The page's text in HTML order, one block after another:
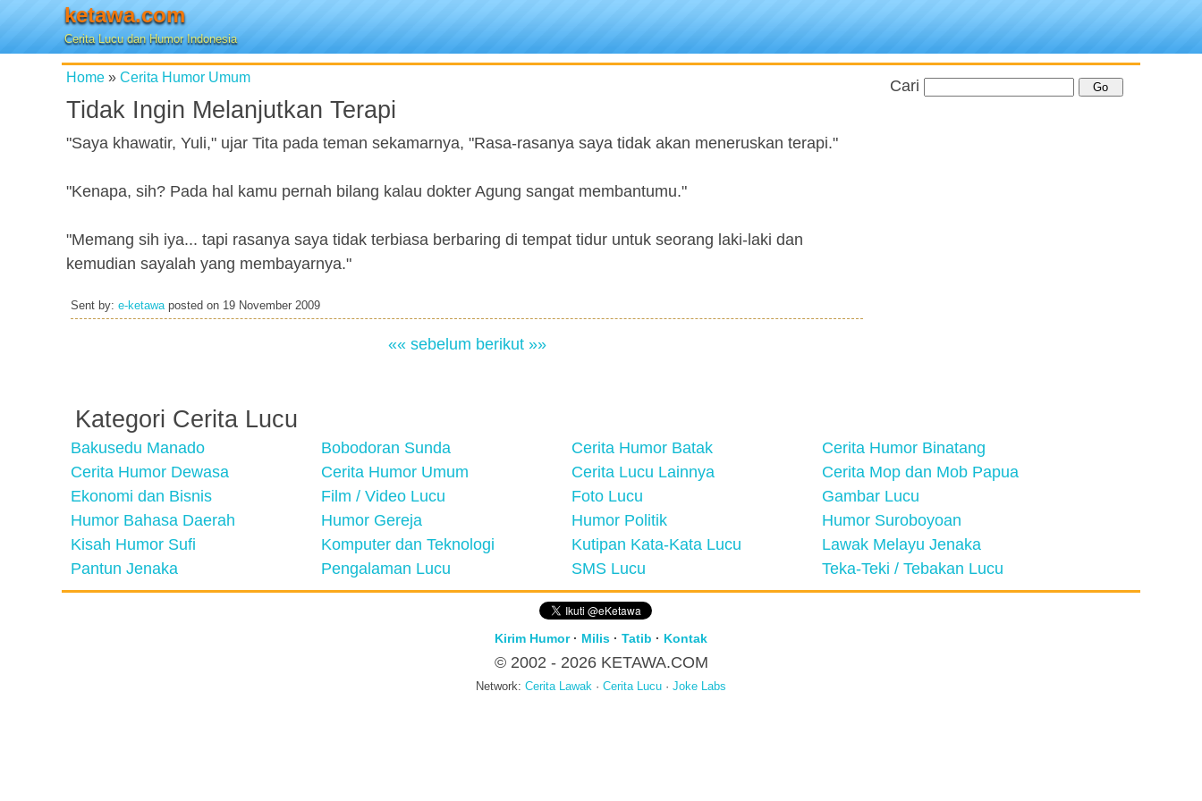
ketawa.com
Cerita Lucu dan Humor Indonesia
Home » Cerita Humor Umum
Tidak Ingin Melanjutkan Terapi
"Saya khawatir, Yuli," ujar Tita pada teman sekamarnya, "Rasa-rasanya saya tidak akan meneruskan terapi."
"Kenapa, sih? Pada hal kamu pernah bilang kalau dokter Agung sangat membantumu."
"Memang sih iya... tapi rasanya saya tidak terbiasa berbaring di tempat tidur untuk seorang laki-laki dan
kemudian sayalah yang membayarnya."
Sent by: e-ketawaposted on 19 November 2009
«« sebelum berikut »»
Cari
Kategori Cerita Lucu
Bakusedu Manado Bobodoran Sunda Cerita Humor Batak
Cerita Humor Binatang
Cerita Humor Dewasa
Cerita Humor Umum Cerita Lucu Lainnya
Cerita Mop dan Mob Papua
Ekonomi dan Bisnis
Film / Video Lucu Foto Lucu
Gambar Lucu
Humor Bahasa Daerah
Humor Gereja Humor Politik
Humor Suroboyoan
Kisah Humor Sufi
Komputer dan Teknologi Kutipan Kata-Kata Lucu
Lawak Melayu Jenaka
Pantun Jenaka
Pengalaman Lucu SMS Lucu Teka-Teki / Tebakan Lucu
Kirim Humor· Milis · Tatib · Kontak
© 2002 - 2026 KETAWA.COM
Network: Cerita Lawak · Cerita Lucu · Joke Labs